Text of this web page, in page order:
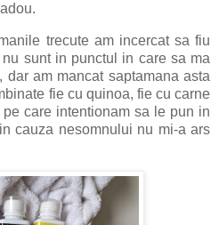
trecute am incercat sa fiu
sunt in punctul in care sa ma
am mancat saptamana asta
fie cu quinoa, fie cu carne
care intentionam sa le pun in
cauza nesomnului nu mi-a ars